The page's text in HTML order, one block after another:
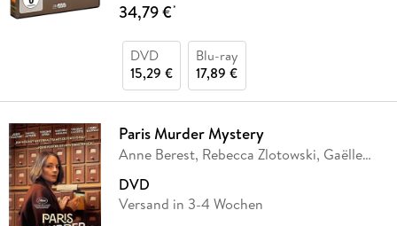
34,79 €*
DVD
15,29 €
Blu-ray
17,89 €
Paris Murder Mystery
Anne Berest, Rebecca Zlotowski, Gaëlle
DVD
Versand in 3-4 Wochen